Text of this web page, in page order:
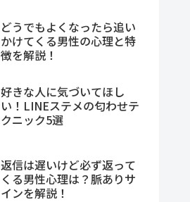
どうでもよくなったら追い
かけてくる男性の心理と特
徴を解説！
好きな人に気づいてほし
い！LINEステメの匂わせテ
クニック5選
返信は遅いけど必ず返って
くる男性心理は？脈ありサ
インを解説！